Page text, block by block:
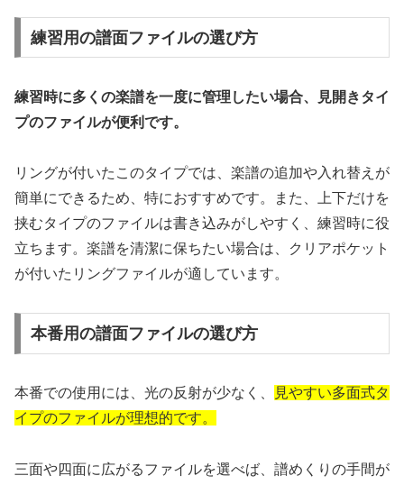
練習用の譜面ファイルの選び方
練習時に多くの楽譜を一度に管理したい場合、見開きタイ
プのファイルが便利です。
リングが付いたこのタイプでは、楽譜の追加や入れ替えが
簡単にできるため、特におすすめです。また、上下だけを
挟むタイプのファイルは書き込みがしやすく、練習時に役
立ちます。楽譜を清潔に保ちたい場合は、クリアポケット
が付いたリングファイルが適しています。
本番用の譜面ファイルの選び方
本番での使用には、光の反射が少なく、
見やすい多面式タ
イプのファイルが理想的です。
三面や四面に広がるファイルを選べば、譜めくりの手間が